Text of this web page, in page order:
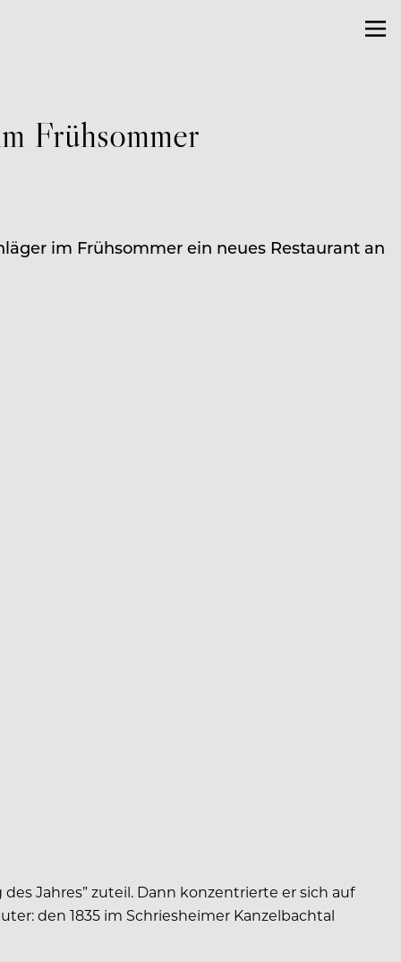
Frühsommer
im Frühsommer ein neues Restaurant an
Jahres” zuteil. Dann konzentrierte er sich auf
den 1835 im Schriesheimer Kanzelbachtal